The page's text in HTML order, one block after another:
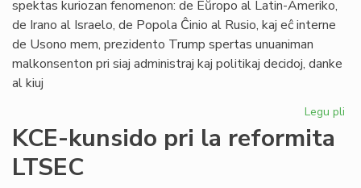
spektas kuriozan fenomenon: de Eŭropo al Latin-Ameriko,
de Irano al Israelo, de Popola Ĉinio al Rusio, kaj eĉ interne
de Usono mem, prezidento Trump spertas unuaniman
malkonsenton pri siaj administraj kaj politikaj decidoj, danke
al kiuj
Legu pli
KCE-kunsido pri la reformita
LTSEC